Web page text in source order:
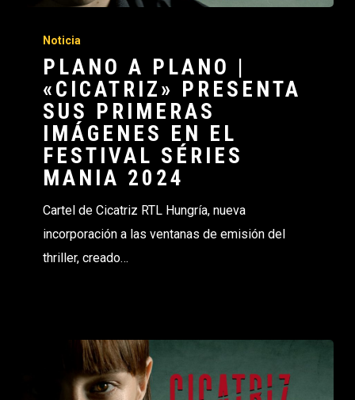
Noticia
PLANO A PLANO |
«CICATRIZ» PRESENTA
SUS PRIMERAS
IMÁGENES EN EL
FESTIVAL SÉRIES
MANIA 2024
Cartel de Cicatriz RTL Hungría, nueva
incorporación a las ventanas de emisión del
thriller, creado…